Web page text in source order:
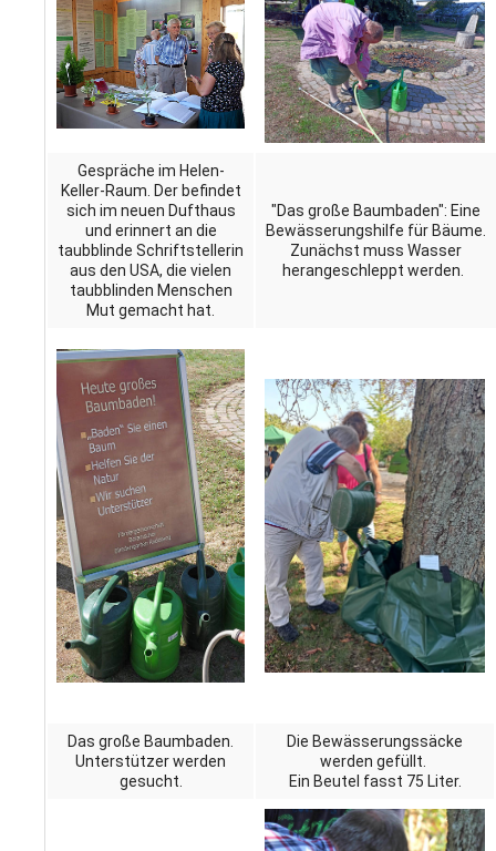
Gespräche im Helen-
Keller-Raum. Der befindet
sich im neuen Dufthaus
und erinnert an die
taubblinde Schriftstellerin
aus den USA, die vielen
taubblinden Menschen
Mut gemacht hat.
"Das große Baumbaden": Eine
Bewässerungshilfe für Bäume.
Zunächst muss Wasser
herangeschleppt werden.
Das große Baumbaden.
Unterstützer werden
gesucht.
Die Bewässerungssäcke
werden gefüllt.
Ein Beutel fasst 75 Liter.